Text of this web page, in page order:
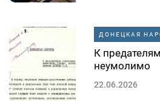
ДОНЕЦКАЯ
К
неумолимо
22.06.2026